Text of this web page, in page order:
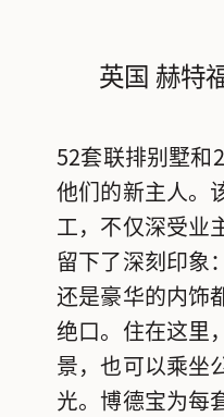
英国 赫特
52套联排别墅和
他们的新主人。
工，不仅深受业
留下了深刻印象
还是豪华的内饰
绝口。住在这里
景，也可以乘坐
光。博德宝为每